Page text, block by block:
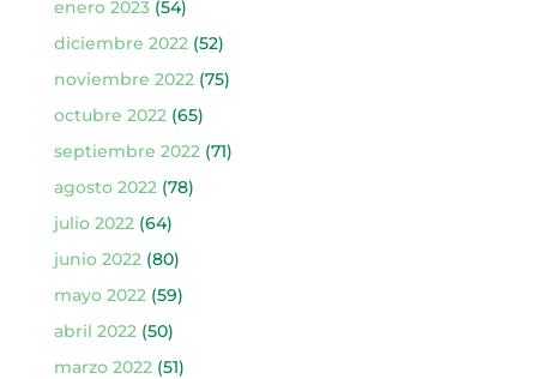
enero 2023(54)
diciembre 2022 (52)
noviembre 2022 (75)
octubre 2022 (65)
septiembre 2022 (71)
agosto 2022 (78)
julio 2022 (64)
junio 2022 (80)
mayo 2022 (59)
abril 2022 (50)
marzo 2022 (51)